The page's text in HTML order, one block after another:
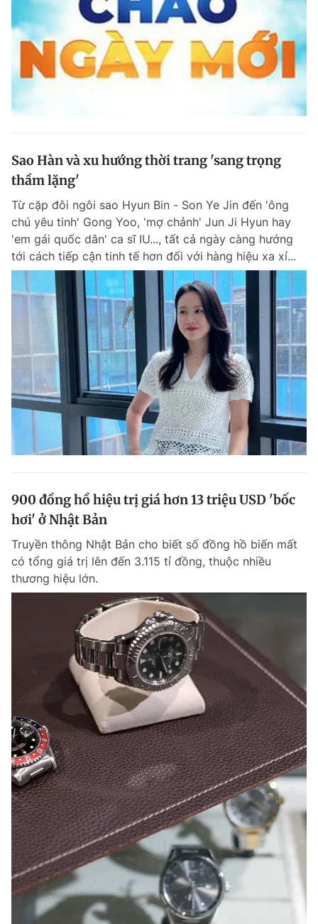
Sao Hàn và xu hướng thời trang 'sang trọng
thầm lặng'
Từ cặp đôi ngôi sao Hyun Bin - Son Ye Jin đến 'ông
chú yêu tinh' Gong Yoo, 'mợ chảnh' Jun Ji Hyun hay
'em gái quốc dân' ca sĩ IU..., tất cả ngày càng hướng
tới cách tiếp cận tinh tế hơn đối với hàng hiệu xa xỉ...
900 đồng hồ hiệu trị giá hơn 13 triệu USD 'bốc
hơi' ở Nhật Bản
Truyền thông Nhật Bản cho biết số đồng hồ biến mất
có tổng giá trị lên đến 3.115 tỉ đồng, thuộc nhiều
thương hiệu lớn.